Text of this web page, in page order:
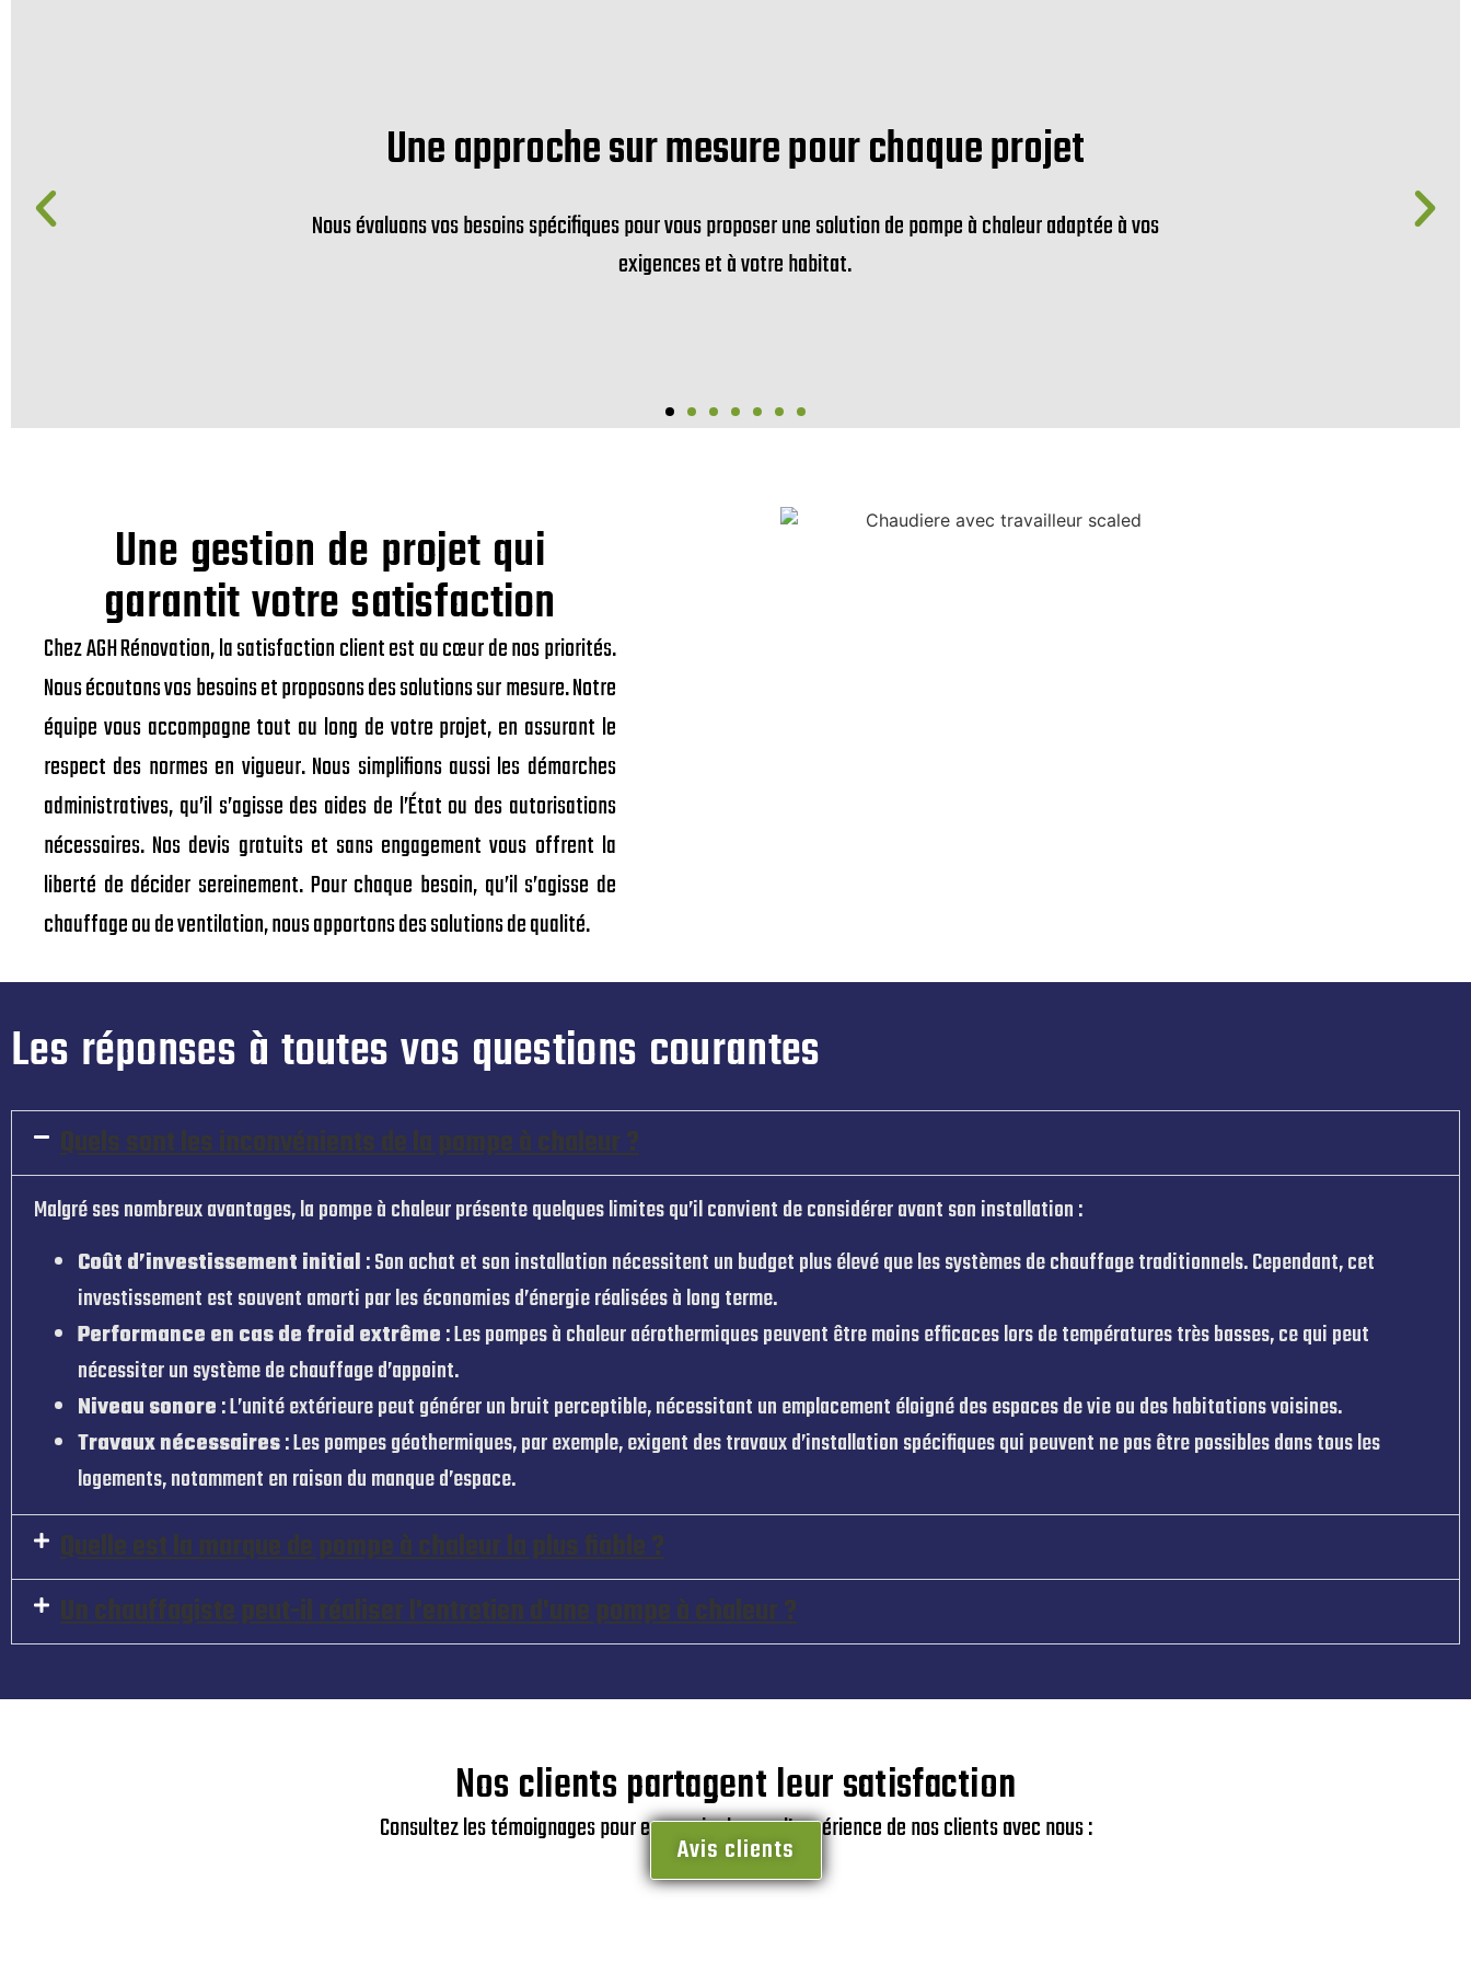
à chaleur adaptée à vos
Un accompagnement de qualité pour
Nos techniciens vous assistent tout au long du processus, de l’étude
Une gestion de projet qui
garantit votre satisfaction
Chez AGH Rénovation, la satisfaction client est au cœur de nos priorités.
Nous écoutons vos besoins et proposons des solutions sur mesure. Notre
équipe vous accompagne tout au long de votre projet, en assurant le
respect des normes en vigueur. Nous simplifions aussi les démarches
administratives, qu’il s’agisse des aides de l’État ou des autorisations
nécessaires. Nos devis gratuits et sans engagement vous offrent la
liberté de décider sereinement. Pour chaque besoin, qu’il s’agisse de
chauffage ou de ventilation, nous apportons des solutions de qualité.
Les réponses à toutes vos questions courantes
Quels sont les inconvénients de la pompe à chaleur ?
Malgré ses nombreux avantages, la pompe à chaleur présente quelques limites qu’il convient de considérer avant son installation :
Coût d’investissement initial: Son achat et son installation nécessitent un budget plus élevé que les systèmes de chauffage traditionnels. Cependant, cet
investissement est souvent amorti par les économies d’énergie réalisées à long terme.
Performance en cas de froid extrême: Les pompes à chaleur aérothermiques peuvent être moins efficaces lors de températures très basses, ce qui peut
nécessiter un système de chauffage d’appoint.
Niveau sonore: L’unité extérieure peut générer un bruit perceptible, nécessitant un emplacement éloigné des espaces de vie ou des habitations voisines.
Travaux nécessaires: Les pompes géothermiques, par exemple, exigent des travaux d’installation spécifiques qui peuvent ne pas être possibles dans tous les
logements, notamment en raison du manque d’espace.
Quelle est la marque de pompe à chaleur la plus fiable ?
Un chauffagiste peut-il réaliser l'entretien d'une pompe à chaleur ?
Nos clients partagent leur satisfaction
Consultez les témoignages pour en savoir plus sur l’expérience de nos clients avec nous :
Avis clients